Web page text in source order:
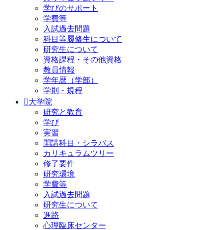
学びのサポート
学費等
入試過去問題
科目等履修生について
研究生について
資格課程・その他資格
教員情報
学年暦（学部）
学則・規程
大学院
研究と教育
学び
実習
開講科目・シラバス
カリキュラムツリー
修了要件
研究環境
学費等
入試過去問題
研究生について
進路
心理臨床センター